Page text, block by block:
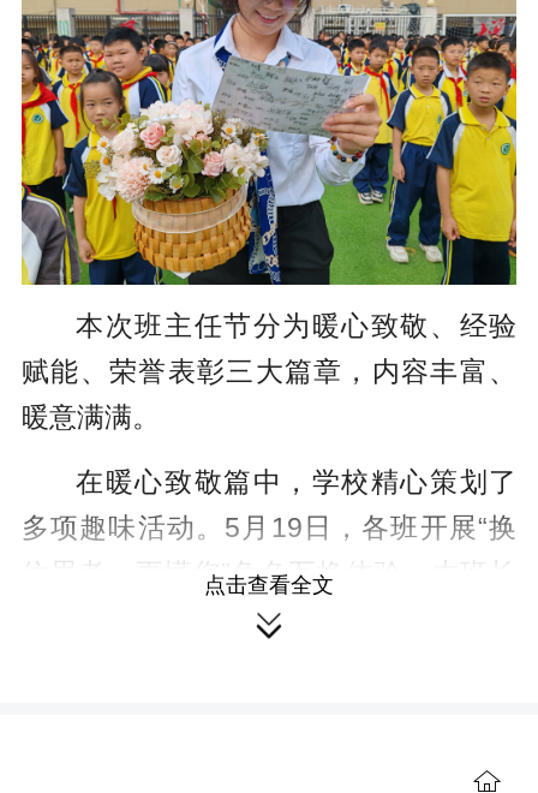
本次班主任节分为暖心致敬、经验
赋能、荣誉表彰三大篇章，内容丰富、
暖意满满。
在暖心致敬篇中，学校精心策划了
多项趣味活动。5月19日，各班开展“换
位思考，更懂您”角色互换体验，由班长
担任“代理班主任”，写下《当班日记》，
点击查看全文
